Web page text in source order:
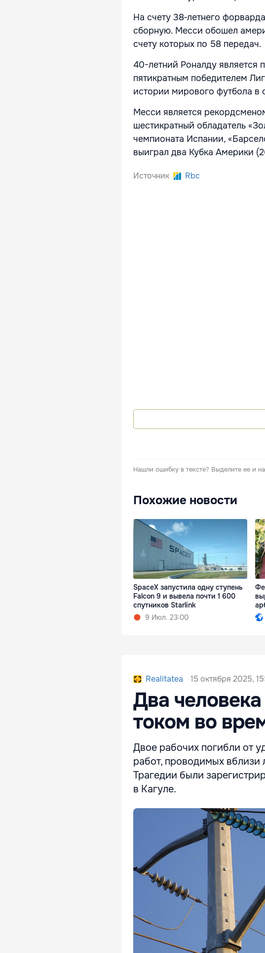
На счету 38‑летнего
сборную. Месси обошел
счету которых по 58 передач.
40-летний Роналду является
пятикратным победителем
истории мирового футбола в
Месси является
шестикратный обладатель
чемпионата Испании,
выиграл два Кубка Америки
Источник Rbc
Нашли ошибку в тексте? Выделите ее и
Похожие новости
SpaceX запустила одну ступень
Falcon 9 и вывела почти 1 600
спутников Starlink
9 Июл. 23:00
Realitatea 15 октября 2025,
Два
током во
Двое рабочих погибли от
работ, проводимых вблизи
Трагедии были
в Кагуле.